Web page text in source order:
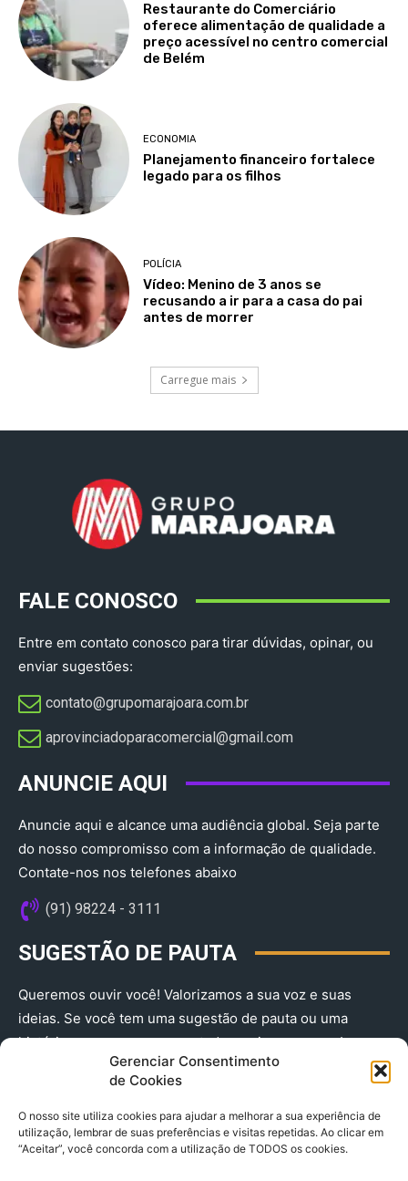
Gerenciar Consentimento
de Cookies
O nosso site utiliza cookies para ajudar a melhorar a sua experiência de
utilização, lembrar de suas preferências e visitas repetidas. Ao clicar em
“Aceitar”, você concorda com a utilização de TODOS os cookies.
Restaurante do Comerciário
oferece alimentação de qualidade a
preço acessível no centro comercial
de Belém
ECONOMIA
Planejamento financeiro fortalece
legado para os filhos
POLÍCIA
Vídeo: Menino de 3 anos se
recusando a ir para a casa do pai
antes de morrer
Carregue mais
FALE CONOSCO
Entre em contato conosco para tirar dúvidas, opinar, ou
enviar sugestões:
contato@grupomarajoara.com.br
aprovinciadoparacomercial@gmail.com​
ANUNCIE AQUI
Anuncie aqui e alcance uma audiência global. Seja parte
do nosso compromisso com a informação de qualidade.
Contate-nos nos telefones abaixo
(91) 98224 - 3111
SUGESTÃO DE PAUTA
Queremos ouvir você! Valorizamos a sua voz e suas
ideias. Se você tem uma sugestão de pauta ou uma
história que merece ser contada, envie-nos agora!
(91) 98224 - 3111